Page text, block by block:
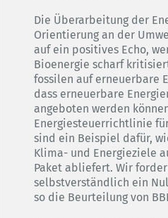
Die Überarbeitung der
Orientierung an der
auf ein positives Echo,
Bioenergie scharf
fossilen auf erneuerbare
dass erneuerbare
angeboten werden
Energiesteuerrichtlinie
sind ein Beispiel dafür,
Klima- und Energieziele
Paket abliefert. Wir
selbstverständlich ein
so die Beurteilung von